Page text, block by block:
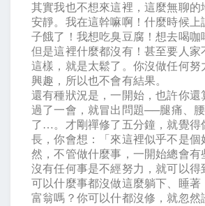
其實我也不想來這裡，這麼無聊的
安靜。我在這幹嘛啊！什麼時候上
子餓了！我想吃臭豆腐！想去喝咖
但是這裡什麼都沒有！甚至要人家
這樣，就是太鬆了。你沒做任何努
興趣，所以也不會有結果。
還有種狀況是，一開始，也許你還
過了一會，就冒出問題──腿痛、
了 … 。才剛禪修了五分鐘，就覺得
長，你會想：「來這裡似乎不是個
然，不管做什麼事，一開始總會有
沒有任何事是不經努力，就可以得
可以什麼事都沒做這麼躺下、睡著
富翁嗎？你可以什都沒修，就忽然